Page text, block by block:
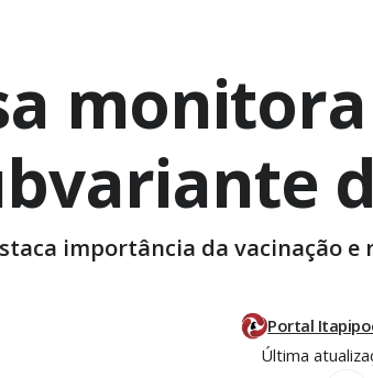
importância da vacinação
Última
Portal